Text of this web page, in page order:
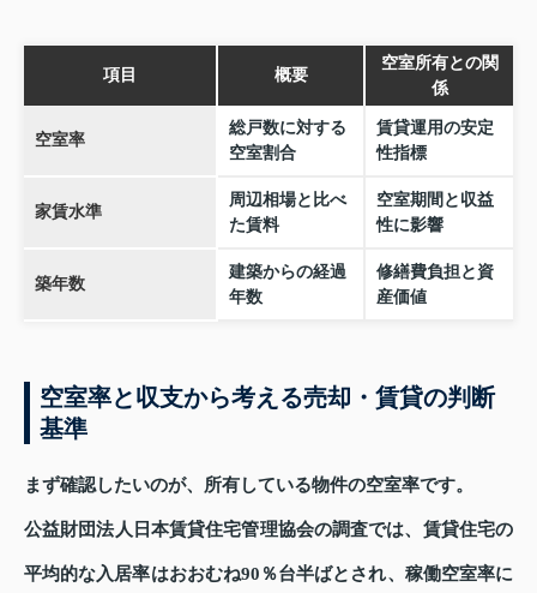
項目 概要
空室所有との関
係
空室率
総戸数に対する
空室割合
賃貸運用の安定
性指標
家賃水準
周辺相場と比べ
た賃料
空室期間と収益
性に影響
築年数
建築からの経過
年数
修繕費負担と資
産価値
空室率と収支から考える売却・賃貸の判断
基準
まず確認したいのが、所有している物件の空室率です。
公益財団法人日本賃貸住宅管理協会の調査では、賃貸住宅の
平均的な入居率はおおむね90％台半ばとされ、稼働空室率に